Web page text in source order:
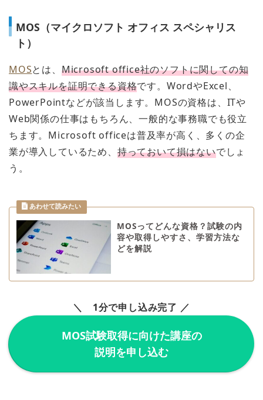
MOS（マイクロソフト オフィス スペシャリス
ト）
MOSとは、 Microsoft office社のソフトに関しての知
識やスキルを証明できる資格です。WordやExcel、
PowerPointなどが該当します。MOSの資格は、ITや
Web関係の仕事はもちろん、一般的な事務職でも役立
ちます。Microsoft officeは普及率が高く、多くの企
業が導入しているため、 持っておいて損はないでしょ
う。
MOSってどんな資格？試験の内
容や取得しやすさ、学習方法な
どを解説
＼ 1分で申し込み完了 ／
MOS試験取得に向けた講座の
説明を申し込む